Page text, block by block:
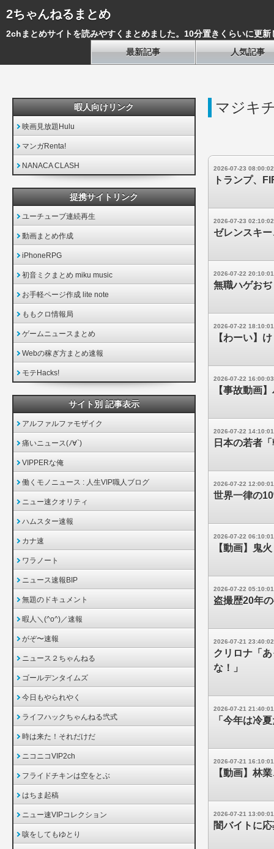
2ちゃんねるまとめ
2chまとめサイトを読みやすくまとめました。10分置きくらいに更新
最新記事
人気記事
マジキ
2026-07-23 08:00:02
トランプ、
2026-07-23 02:10:02
ゼレンスキ
2026-07-22 20:10:01
無職ハゲお
2026-07-22 18:10:01
【わーい】
2026-07-22 16:00:03
【事故動画
2026-07-22 14:10:01
日本の若者
2026-07-22 12:00:01
世界一律の
2026-07-22 06:10:01
【動画】鬼
2026-07-22 05:10:01
盗撮歴20年
2026-07-21 23:40:02
クリロナ「
な！」
2026-07-21 21:40:01
「今年は冷
2026-07-21 16:10:01
【動画】林
2026-07-21 13:00:01
闇バイトに
暇人向けリンク
映画見放題Hulu
マンガRenta!
NANACA CLASH
提携サイトリンク
ユーチューブ連続再生
動画まとめ作成
iPhoneRPG
初音ミクまとめ miku music
お手軽ページ作成 lite note
ももクロ情報局
ゲームニュースまとめ
Webの稼ぎ方まとめ速報
モテHacks!
サイト別 記事表示
アルファルファモザイク
痛いニュース(ﾉ∀`)
VIPPERな俺
働くモノニュース : 人生VIP職人ブログ
ニュー速クオリティ
ハムスター速報
カナ速
ワラノート
ニュース速報BIP
無題のドキュメント
暇人＼(^o^)／速報
がぞ〜速報
ニュース２ちゃんねる
ゴールデンタイムズ
今日もやられやく
ライフハックちゃんねる弐式
時は来た！それだけだ
ニコニコVIP2ch
フライドチキンは空をとぶ
はちま起稿
ニュー速VIPコレクション
咳をしてもゆとり